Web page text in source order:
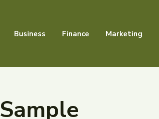
Business Finance Marketing
Sample